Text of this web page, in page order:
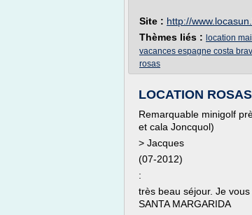
Site : http://
Thèmes liés : location
vacances espagne costa
rosas
LOCATION
Remarquable minigolf
et cala Joncquol)
> Jacques
(07-2012)
:
très beau séjour. Je
SANTA MARGARIDA